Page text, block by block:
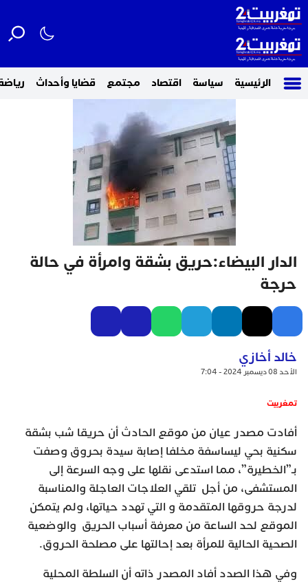
الرئيسية سياسة اقتصاد مجتمع قضايا وأحداث
الدار البيضاء:حريق بشقة وامرأة في حالة
حرجة
خالد أخازي
الأحد 08 ديسمبر 2024 - 7:04
تمغربيت
أفادت مصدر عيان من موقع الحادث أن حريقا شب بشقة
سكنية بحي ليساسفة مخلفا إصابة سيدة بحروق وصفت
بـ”الخطيرة”، مما استدعى نقلها على وجه السرعة إلى
المستشفى، من أجل تلقي العلاجات العاجلة والمناسبة
لدرجة حروقها المتقدمة و التي تهدد حياتها، ولم يتمكن
الموقع لحد الساعة من معرفة أسباب الحريق والوضعية
الصحية الحالية للمرأة بعد إحالتها على مصلحة الحروق.
وفي هذا الصدد أفاد المصدر ذاته أن السلطة المحلية